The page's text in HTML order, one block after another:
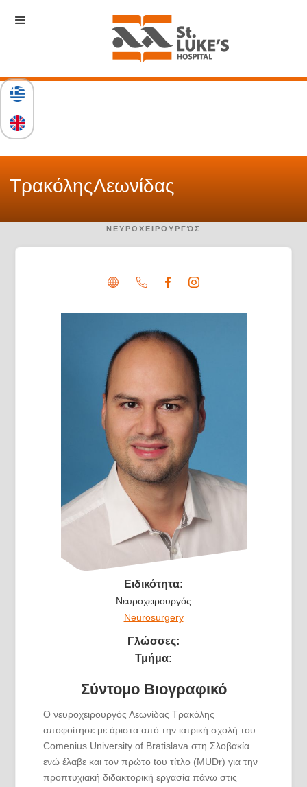
ΤρακόληςΛεωνίδας
ΝΕΥΡΟΧΕΙΡΟΥΡΓΌΣ
Ειδικότητα:
Νευροχειρουργός
Neurosurgery
Γλώσσες:
Τμήμα:
Σύντομο Βιογραφικό
Ο νευροχειρουργός Λεωνίδας Τρακόλης
αποφοίτησε με άριστα από την ιατρική σχολή του
Comenius University of Bratislava στη Σλοβακία
ενώ έλαβε και τον πρώτο tου τίτλο (MUDr) για την
προπτυχιακή διδακτορική εργασία πάνω στις